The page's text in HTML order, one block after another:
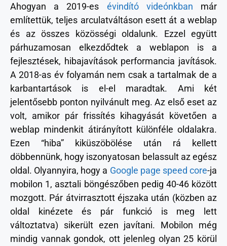
Ahogyan a 2019-es évindító videónkban már
említettük, teljes arculatváltáson esett át a weblap
és az összes közösségi oldalunk. Ezzel együtt
párhuzamosan elkezdődtek a weblapon is a
fejlesztések, hibajavítások performancia javítások.
A 2018-as év folyamán nem csak a tartalmak de a
karbantartások is el-el maradtak. Ami két
jelentősebb ponton nyilvánult meg. Az első eset az
volt, amikor pár frissítés kihagyását követően a
weblap mindenkit átirányított különféle oldalakra.
Ezen “hiba” kiküszöbölése után rá kellett
döbbennünk, hogy iszonyatosan belassult az egész
oldal. Olyannyira, hogy a Google page speed core-ja
mobilon 1, asztali böngészőben pedig 40-46 között
mozgott. Pár átvirrasztott éjszaka után (közben az
oldal kinézete és pár funkció is meg lett
változtatva) sikerült ezen javítani. Mobilon még
mindig vannak gondok, ott jelenleg olyan 25 körül